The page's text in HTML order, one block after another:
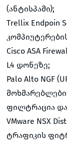
(ანტისპამი);
Trellix Endpoin
Cisco ASA
L4 დონეზე;
Palo Alto NGF
ფილტრაცია და
VMware NSX
ტრაფიკის